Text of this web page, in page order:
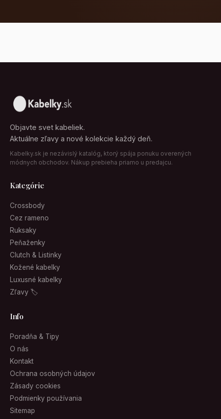
Objavte svet kabeliek.
Aktuálne zľavy a nové kolekcie každý deň.
Kabelky.sk je nezávislý katalóg, ktorý spája ponuku overených
módnych obchodov. Nákup prebieha priamo u predajcu.
Kategórie
Crossbody
Cez rameno
Ruksaky
Peňaženky
Clutch & Listinky
Kožené kabelky
Luxusné kabelky
Zľavy 🏷
Info
Poradňa & Tipy
O nás
Kontakt
Ochrana osobných údajov
Zásady cookies
Podmienky používania
Sitemap